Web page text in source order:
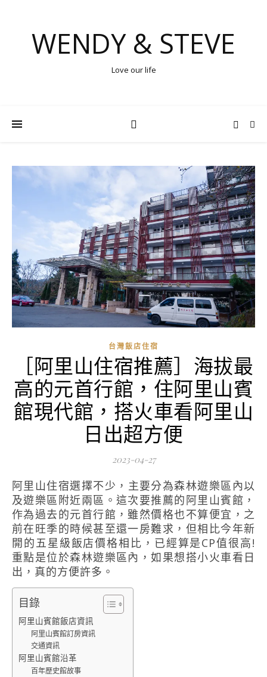
WENDY & STEVE
Love our life
台灣飯店住宿
［阿里山住宿推薦］海拔最
高的元首行館，住阿里山賓
館現代館，搭火車看阿里山
日出超方便
2023-04-27
阿里山住宿選擇不少，主要分為森林遊樂區內以
及遊樂區附近兩區。這次要推薦的阿里山賓館，
作為過去的元首行館，雖然價格也不算便宜，之
前在旺季的時候甚至還一房難求，但相比今年新
開的五星級飯店價格相比，已經算是CP值很高!
重點是位於森林遊樂區內，如果想搭小火車看日
出，真的方便許多。
目錄
阿里山賓館飯店資訊
阿里山賓館訂房資訊
交通資訊
阿里山賓館沿革
百年歷史館故事